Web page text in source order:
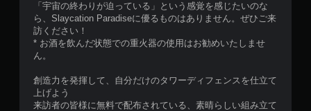
「宇宙の終わりが迫っている」という感覚を感じたいのな
ら、Slaycation Paradiseに優るものはありません。ぜひご来
訪ください！
* お酒を飲んだ状態での重火器の使用はお勧めいたしませ
ん。
創造力を発揮して、自分だけのタワーディフェンスを仕立て
上げよう
来訪者の皆様に無料で配布されている、素晴らしい組み立て